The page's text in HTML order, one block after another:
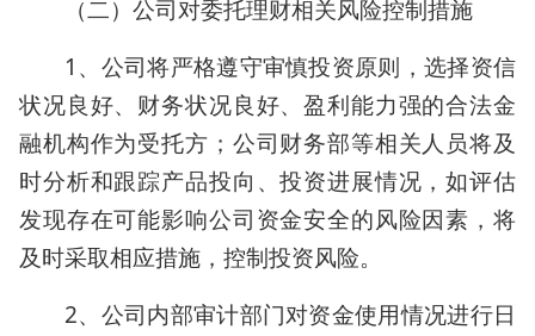
（二）公司对委托理财相关风险控制措施
1、公司将严格遵守审慎投资原则，选择资信
状况良好、财务状况良好、盈利能力强的合法金
融机构作为受托方；公司财务部等相关人员将及
时分析和跟踪产品投向、投资进展情况，如评估
发现存在可能影响公司资金安全的风险因素，将
及时采取相应措施，控制投资风险。
2、公司内部审计部门对资金使用情况进行日